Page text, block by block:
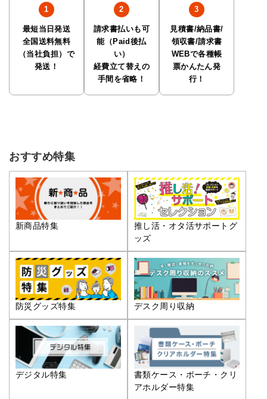
最短当日発送
全国送料無料
（当社負担）で
発送！
請求書払いも可
能（Paid後払
い）
経費立て替えの
手間を省略！
見積書/納品書/
領収書/請求書
WEBで各種帳
票かんたん発
行！
おすすめ特集
新商品特集
推し活・オタ活サポートグ
ッズ
防災グッズ特集 デスク周り収納
デジタル特集
書類ケース・ポーチ・クリ
アホルダー特集